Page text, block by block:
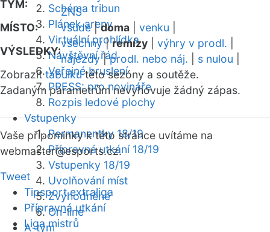
Schéma tribun
Plánek areny
Virtuální prohlídka
Návštěvní řád
Veřejné bruslení
PRESS: pro novináře
Rozpis ledové plochy
Vstupenky
Permanentky 18/19
Přípravná utkání 18/19
Vstupenky 18/19
Uvolňování míst
Zvýhodněné
On-line
A-tým
TÝM:
ZNS
MÍSTO:
všude|doma venku
VÝSLEDKY:
všechny|remízy výhry v prodl.
nájezdy|prodl. nebo náj. s nulou
Zobrazittabulkutéto sezóny a soutěže.
Zadaným parametrům nevyhovuje žádný zápas.
Vaše připomínky k této stránce uvítáme na
webmaster@esports.cz.
Tweet
Tipsport extraliga
Přípravná utkání
Liga mistrů